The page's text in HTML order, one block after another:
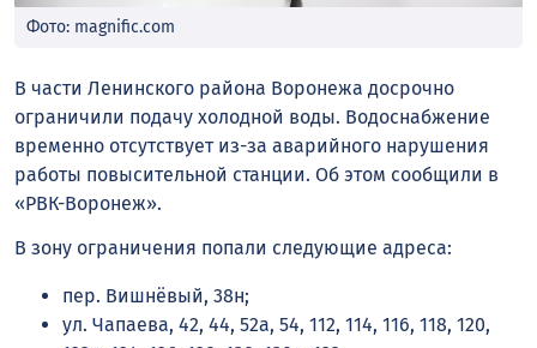
Фото: magnific.com
В части Ленинского района Воронежа досрочно
ограничили подачу холодной воды. Водоснабжение
временно отсутствует из-за аварийного нарушения
работы повысительной станции. Об этом сообщили в
«РВК-Воронеж».
В зону ограничения попали следующие адреса:
пер. Вишнёвый, 38н;
ул. Чапаева, 42, 44, 52а, 54, 112, 114, 116, 118, 120,